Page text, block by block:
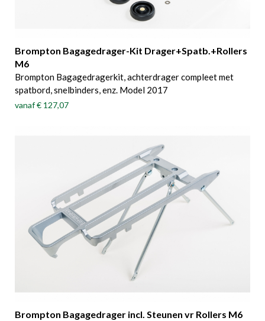
Brompton Bagagedrager-Kit Drager+Spatb.+Rollers
M6
Brompton Bagagedragerkit, achterdrager compleet met
spatbord, snelbinders, enz. Model 2017
vanaf€ 127,07
Brompton Bagagedrager incl. Steunen vr Rollers M6